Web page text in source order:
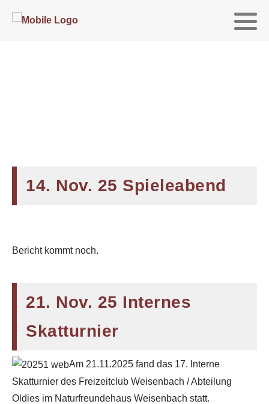
14. Nov. 25 Spieleabend
Bericht kommt noch.
21. Nov. 25 Internes
Skatturnier
Am 21.11.2025 fand das 17. Interne
Skatturnier des Freizeitclub Weisenbach / Abteilung
Oldies im Naturfreundehaus Weisenbach statt.